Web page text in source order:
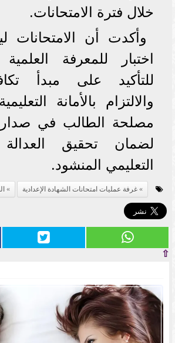
خلال فترة الامتحانات.
وأكدت أن
اختبار للمعرفة
للتأكيد على مبدأ
والالتزام بالأمانة
مصلحة الطالب في صدارة
لضمان تحقيق العدالة
التعليمي المنشود.
غرفة عمليات امتحانات الشهادة الإعدادية
⇧